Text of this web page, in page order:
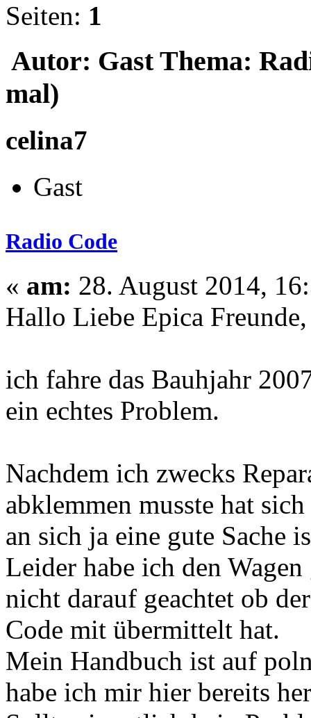
Seiten: 1
Autor: GastThema:
mal)
celina7
Gast
Radio Code
« am: 28. August 2014,
Hallo Liebe Epica Freunde,
ich fahre das Bauhjahr
ein echtes Problem.
Nachdem ich zwecks
abklemmen musste hat
an sich ja eine gute Sache
Leider habe ich den
nicht darauf geachtet ob
Code mit übermittelt hat.
Mein Handbuch ist auf
habe ich mir hier bereits